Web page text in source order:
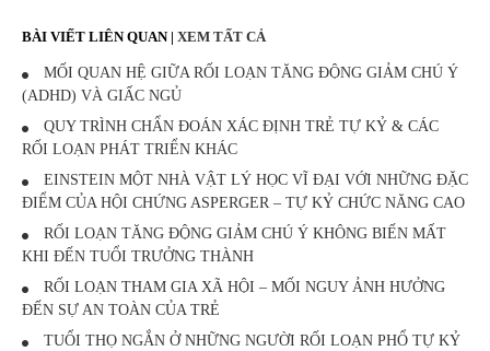
BÀI VIẾT LIÊN QUAN | XEM TẤT CẢ
MỐI QUAN HỆ GIỮA RỐI LOẠN TĂNG ĐỘNG GIẢM CHÚ Ý
(ADHD) VÀ GIẤC NGỦ
QUY TRÌNH CHẨN ĐOÁN XÁC ĐỊNH TRẺ TỰ KỶ & CÁC
RỐI LOẠN PHÁT TRIỂN KHÁC
EINSTEIN MỘT NHÀ VẬT LÝ HỌC VĨ ĐẠI VỚI NHỮNG ĐẶC
ĐIỂM CỦA HỘI CHỨNG ASPERGER – TỰ KỶ CHỨC NĂNG CAO
RỐI LOẠN TĂNG ĐỘNG GIẢM CHÚ Ý KHÔNG BIẾN MẤT
KHI ĐẾN TUỔI TRƯỞNG THÀNH
RỐI LOẠN THAM GIA XÃ HỘI – MỐI NGUY ẢNH HƯỞNG
ĐẾN SỰ AN TOÀN CỦA TRẺ
TUỔI THỌ NGẮN Ở NHỮNG NGƯỜI RỐI LOẠN PHỔ TỰ KỶ